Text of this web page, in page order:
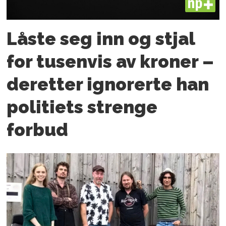
PLUS
Låste seg inn og stjal
for tusenvis av kroner –
deretter ignorerte han
politiets strenge
forbud